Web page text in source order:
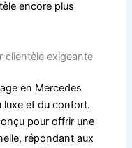
encore plus
clientèle exigeante
en Mercedes
luxe et du confort.
pour offrir une
répondant aux